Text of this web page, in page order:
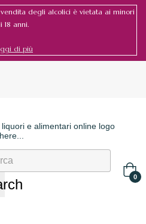
vendita degli alcolici è vietata ai minori
18 anni.
di più
0